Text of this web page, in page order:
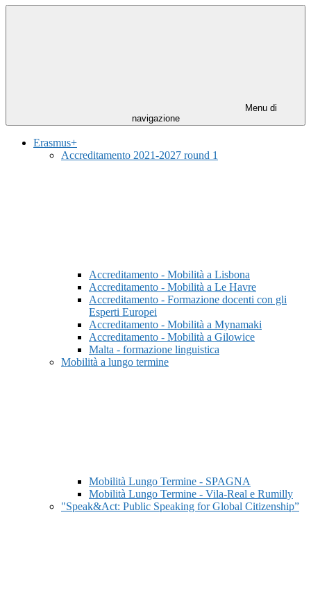
Menu di
navigazione
Erasmus+
Accreditamento 2021-2027 round 1
Accreditamento - Mobilità a Lisbona
Accreditamento - Mobilità a Le Havre
Accreditamento - Formazione docenti con gli
Esperti Europei
Accreditamento - Mobilità a Mynamaki
Accreditamento - Mobilità a Gilowice
Malta - formazione linguistica
Mobilità a lungo termine
Mobilità Lungo Termine - SPAGNA
Mobilità Lungo Termine - Vila-Real e Rumilly
"Speak&Act: Public Speaking for Global Citizenship”